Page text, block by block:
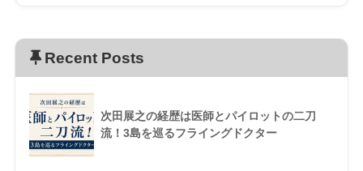
Recent Posts
次田展之の経歴は医師とパイロットの二刀
流！3島を巡るフライングドクター